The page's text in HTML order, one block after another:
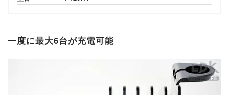
一度に最大6台が充電可能